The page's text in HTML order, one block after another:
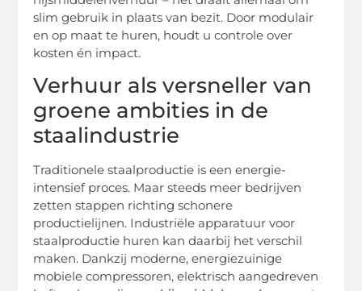
slim gebruik in plaats van bezit. Door modulair
en op maat te huren, houdt u controle over
kosten én impact.
Verhuur als versneller van
groene ambities in de
staalindustrie
Traditionele staalproductie is een energie-
intensief proces. Maar steeds meer bedrijven
zetten stappen richting schonere
productielijnen. Industriële apparatuur voor
staalproductie huren kan daarbij het verschil
maken. Dankzij moderne, energiezuinige
mobiele compressoren, elektrisch aangedreven